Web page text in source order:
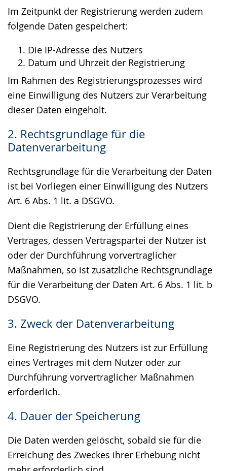
Im Zeitpunkt der Registrierung werden zudem
folgende Daten gespeichert:
Die IP-Adresse des Nutzers
Datum und Uhrzeit der Registrierung
Im Rahmen des Registrierungsprozesses wird
eine Einwilligung des Nutzers zur Verarbeitung
dieser Daten eingeholt.
2. Rechtsgrundlage für die
Datenverarbeitung
Rechtsgrundlage für die Verarbeitung der Daten
ist bei Vorliegen einer Einwilligung des Nutzers
Art. 6 Abs. 1 lit. a DSGVO.
Dient die Registrierung der Erfüllung eines
Vertrages, dessen Vertragspartei der Nutzer ist
oder der Durchführung vorvertraglicher
Maßnahmen, so ist zusätzliche Rechtsgrundlage
für die Verarbeitung der Daten Art. 6 Abs. 1 lit. b
DSGVO.
3. Zweck der Datenverarbeitung
Eine Registrierung des Nutzers ist zur Erfüllung
eines Vertrages mit dem Nutzer oder zur
Durchführung vorvertraglicher Maßnahmen
erforderlich.
4. Dauer der Speicherung
Die Daten werden gelöscht, sobald sie für die
Erreichung des Zweckes ihrer Erhebung nicht